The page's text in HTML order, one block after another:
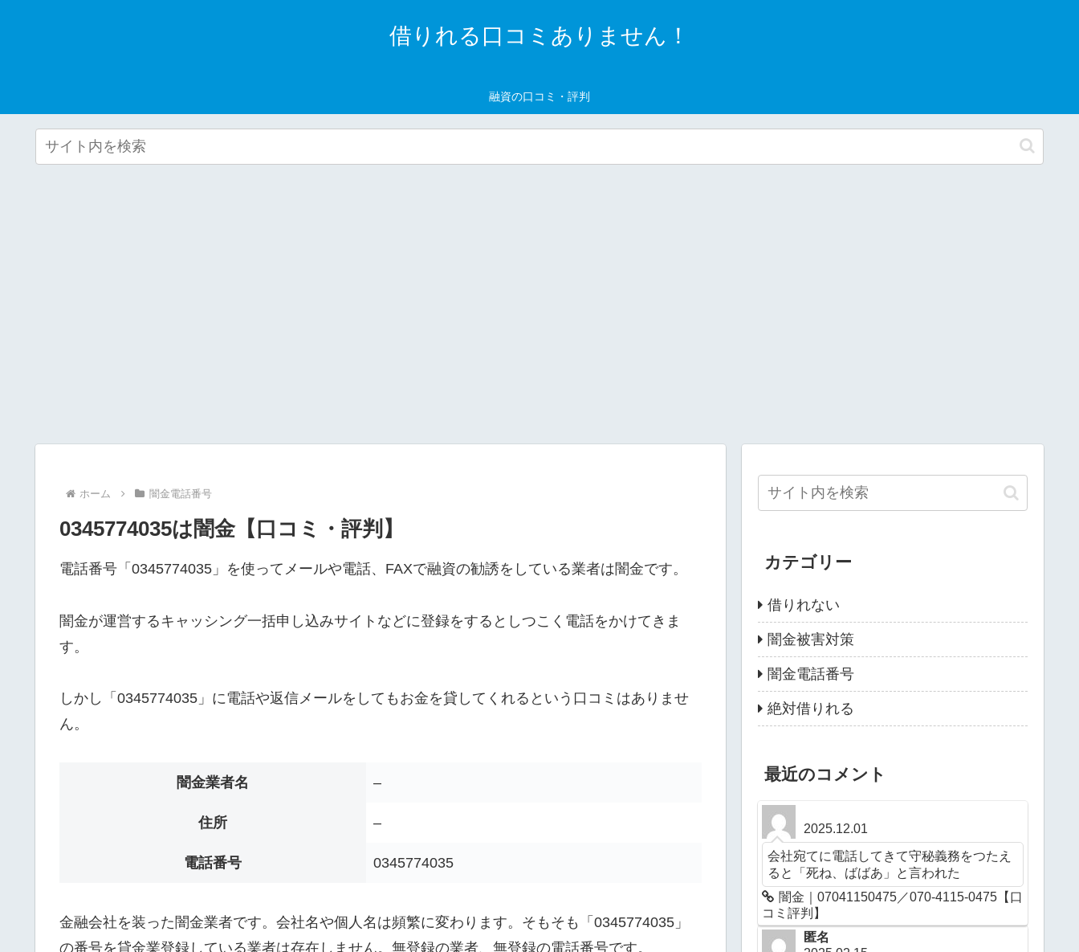
借りれる口コミありません！
融資の口コミ・評判
ホーム 闇金電話番号
0345774035は闇金【口コミ・評判】
電話番号「0345774035」を使ってメールや電話、FAXで融資の勧誘をしている業者は闇金です。
闇金が運営するキャッシング一括申し込みサイトなどに登録をするとしつこく電話をかけてきま
す。
しかし「0345774035」に電話や返信メールをしてもお金を貸してくれるという口コミはありませ
ん。
闇金業者名 –
住所 –
電話番号 0345774035
金融会社を装った闇金業者です。会社名や個人名は頻繁に変わります。そもそも「0345774035」
の番号を貸金業登録している業者は存在しません。無登録の業者、無登録の電話番号です。
カテゴリー
借りれない
闇金被害対策
闇金電話番号
絶対借りれる
最近のコメント
2025.12.01
会社宛てに電話してきて守秘義務をつたえ
ると「死ね、ばばあ」と言われた
闇金｜07041150475／070-4115-0475【口
コミ評判】
匿名